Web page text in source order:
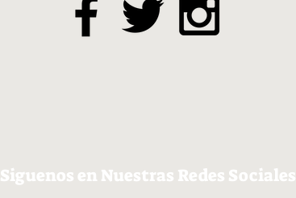
Siguenos en Nuestras Redes Sociales